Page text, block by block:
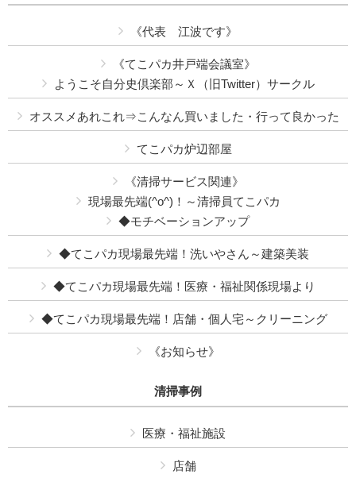
《代表 江波です》
《てこパカ井戸端会議室》
ようこそ自分史倶楽部～Ｘ（旧Twitter）サークル
オススメあれこれ⇒こんなん買いました・行って良かった
てこパカ炉辺部屋
《清掃サービス関連》
現場最先端(^o^)！～清掃員てこパカ
◆モチベーションアップ
◆てこパカ現場最先端！洗いやさん～建築美装
◆てこパカ現場最先端！医療・福祉関係現場より
◆てこパカ現場最先端！店舗・個人宅～クリーニング
《お知らせ》
清掃事例
医療・福祉施設
店舗